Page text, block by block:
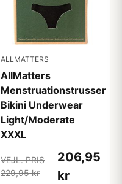
ALLMATTERS
AllMatters
Menstruationstrusser
Bikini Underwear
Light/Moderate
XXXL
VEJL. PRIS
229,95 kr
206,95
kr